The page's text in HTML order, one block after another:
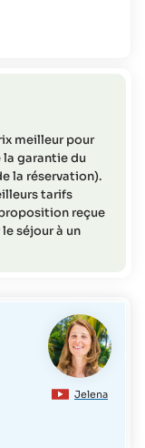
meilleur pour
garantie du
la réservation).
tarifs
reçue
séjour à un
Jelena